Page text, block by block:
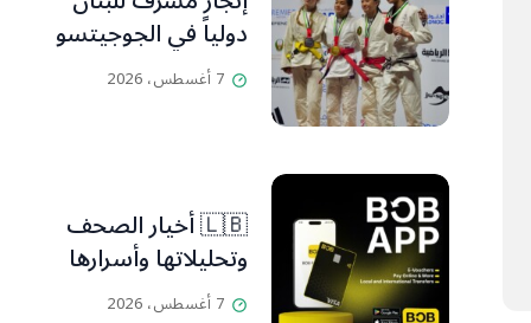
دولياً في الجوجيتسو
7 أغسطس، 2026
🇱🇧 أخيار الصحف
وتحليلاتها وأسرارها
7 أغسطس، 2026